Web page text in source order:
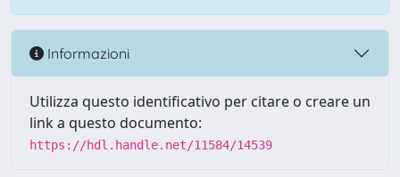
Informazioni
Utilizza questo identificativo per citare o creare un
link a questo documento:
https://hdl.handle.net/11584/14539